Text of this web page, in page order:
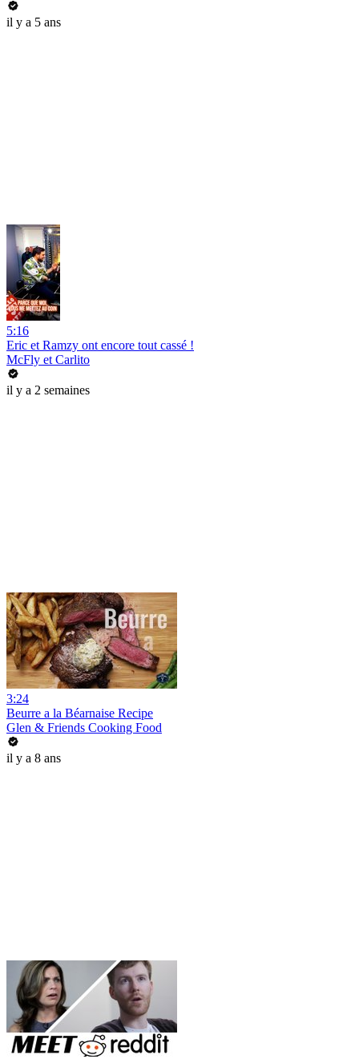
il y a 5 ans
5:16
Eric et Ramzy ont encore tout cassé !
McFly et Carlito
il y a 2 semaines
3:24
Beurre a la Béarnaise Recipe
Glen & Friends Cooking Food
il y a 8 ans